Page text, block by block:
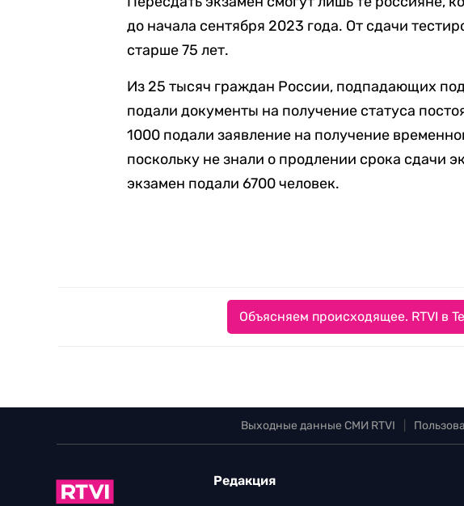
до начала сентября 2023 года. От сдачи
старше 75 лет.
Из 25 тысяч граждан России, подпадающих
подали документы на получение статуса
1000 подали заявление на получение
поскольку не знали о продлении срока сдачи
экзамен подали 6700 человек.
Объясняем происходящее. RTVI в
Выходные данные СМИ RTVI
Редакция